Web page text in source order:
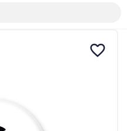
favorite_border